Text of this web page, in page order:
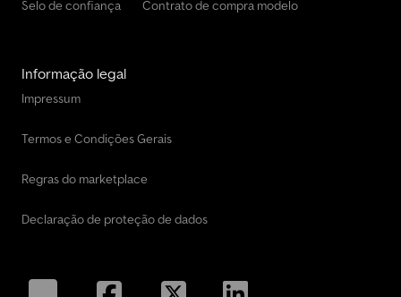
Selo de confiança Contrato de compra modelo
Informação legal
Impressum
Termos e Condições Gerais
Regras do marketplace
Declaração de proteção de dados